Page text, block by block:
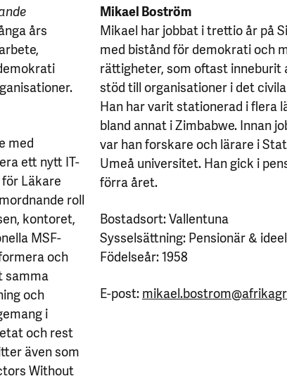
års
med
ett nytt IT-
Läkare
roll
kontoret,
MSF-
och
samma
och
i
och rest
även som
Without
Mikael Boström
Mikael har jobbat i trettio år på
med bistånd för demokrati och
rättigheter, som oftast inneburit
stöd till organisationer i det
Han har varit stationerad i flera
bland annat i Zimbabwe. Innan
var han forskare och lärare i
Umeå universitet. Han gick i
förra året.
Bostadsort: Vallentuna
Sysselsättning: Pensionär &
Födelseår: 1958
E-post: